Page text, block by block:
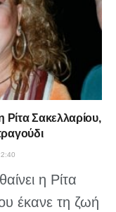
Ρίτα Σακελλαρίου,
η Ρίτα
έκανε τη ζωή